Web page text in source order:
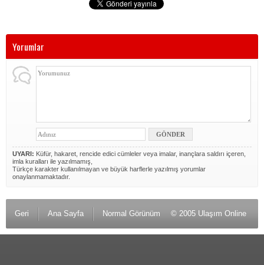
Yorumlar
UYARI: Küfür, hakaret, rencide edici cümleler veya imalar, inançlara saldırı içeren,
imla kuralları ile yazılmamış,
Türkçe karakter kullanılmayan ve büyük harflerle yazılmış yorumlar
onaylanmamaktadır.
Geri Ana Sayfa Normal Görünüm © 2005 Ulaşım Online